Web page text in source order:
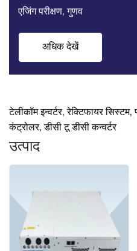
इनवर्टर, उच्च दक्षता रेक्टिफायर और
अधिक देखें
टेलीकॉम इन्वर्टर, रेक्टिफायर सिस्टम,
कंट्रोलर, डीसी टू डीसी कन्वर्टर
उत्पाद